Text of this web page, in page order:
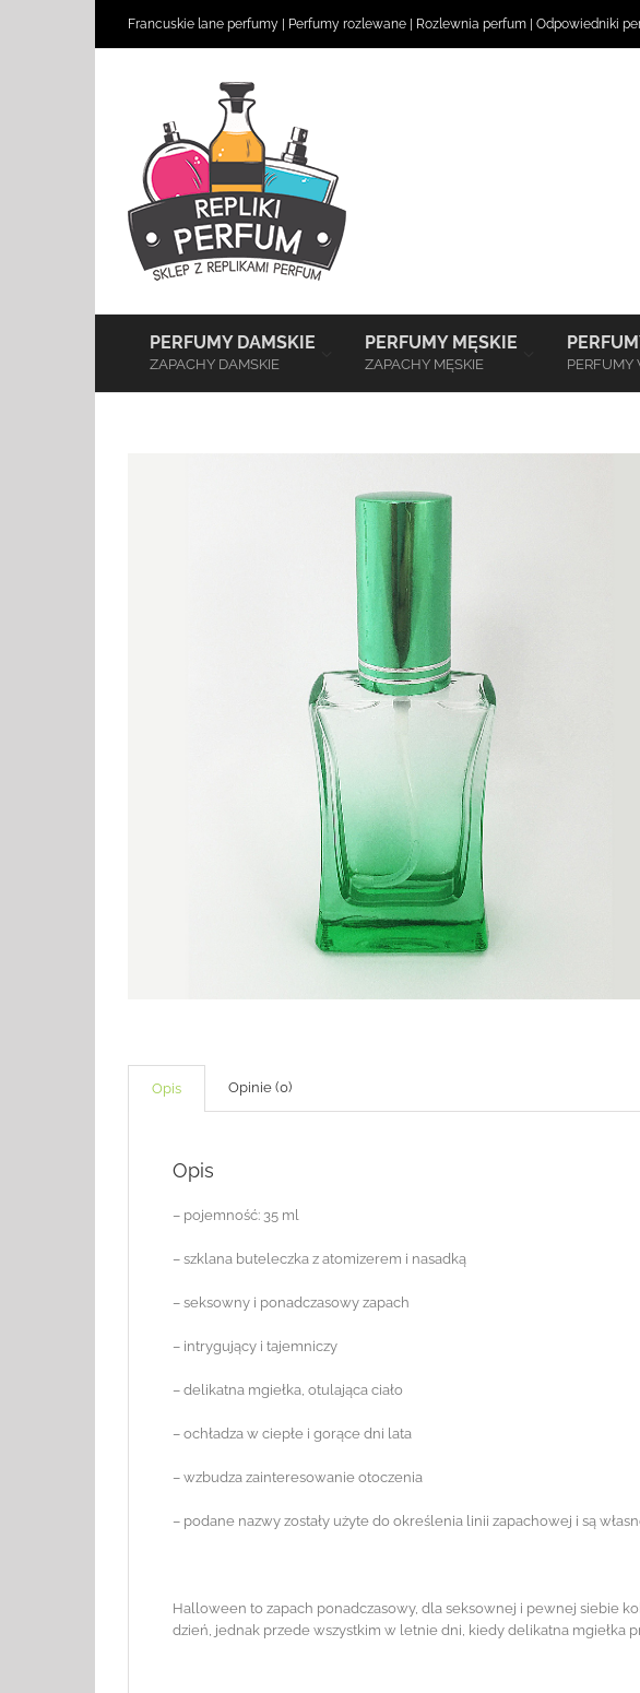
Francuskie lane perfumy Perfumy rozlewane Rozlewnia perfum Odpowiedniki
PERFUMY DAMSKIE
ZAPACHY DAMSKIE
PERFUMY MĘSKIE
ZAPACHY MĘSKIE PERFUMY
Opis Opinie (0)
Opis
– pojemność: 35 ml
– szklana buteleczka z atomizerem i nasadką
– seksowny i ponadczasowy zapach
– intrygujący i tajemniczy
– delikatna mgiełka, otulająca ciało
– ochładza w ciepłe i gorące dni lata
– wzbudza zainteresowanie otoczenia
– podane nazwy zostały użyte do określenia linii zapachowej i są
Halloween to zapach ponadczasowy, dla seksownej i pewnej siebie
dzień, jednak przede wszystkim w letnie dni, kiedy delikatna mgiełka